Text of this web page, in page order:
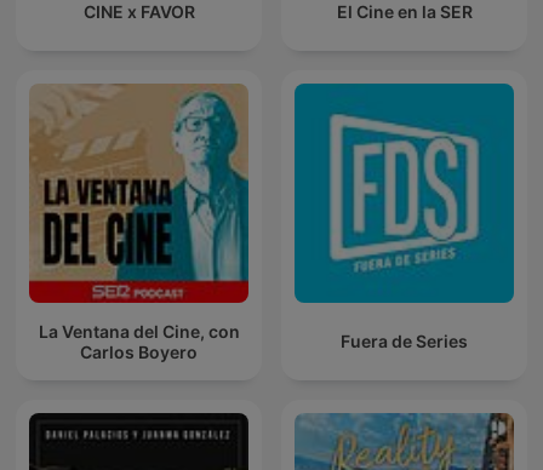
CINE x FAVOR El Cine en la SER
La Ventana del Cine, con
Carlos Boyero
Fuera de Series